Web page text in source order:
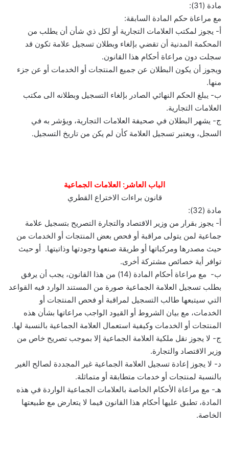
مادة (31):
مع مراعاة حكم المادة السابقة:
أ- يجوز لمكتب العلامات التجارية أو لكل ذي شأن أن يطلب من
المحكمة المدنية أن تقضي بإلغاء وبطلان تسجيل علامة تكون قد
سجلت دون مراعاة أحكام هذا القانون.
ويجوز أن يكون البطلان عن جميع المنتجات أو الخدمات أو عن جزء
منها.
ب- يبلغ الحكم النهائي الصادر بإلغاء التسجيل وبطلانه الى مكتب
العلامات التجارية.
ج- يشهر البطلان في صحيفة العلامات التجارية، ويؤشر به في
السجل، ويعتبر تسجيل العلامة كأن لم يكن من تاريخ التسجيل.
الباب العاشر: العلامات الجماعية
قانون براءات الاختراع القطري
مادة (32):
أ- يجوز بقرار من وزير الاقتصاد والتجارة التصريح بتسجيل علامة
جماعية لمن يتولى مراقبة أو فحص بعض المنتجات أو الخدمات من
حيث مصدرها ومركباتها أو طريقة صنعها وجودتها وذاتيتها. أو حيث
توافر أية خصائص مشتركة أخرى.
ب- مع مراعاة أحكام المادة (14) من هذا القانون، يجب أن يرفق
بطلب تسجيل العلامة الجماعية صورة من المستند الوارد فيه القواعد
التي سيتبعها طالب التسجيل لمراقبة أو فحص المنتجات أو
الخدمات، مع بيان الشروط أو القيود الواجب مراعاتها بشأن هذه
المنتجات أو الخدمات وكيفية استعمال العلامة الجماعية بالنسبة لها.
ج- لا يجوز نقل ملكية العلامة الجماعية إلا بموجب تصريح خاص من
وزير الاقتصاد والتجارة.
د- لا يجوز إعادة تسجيل العلامة الجماعية غير المجددة لصالح الغير
بالنسبة لمنتجات أو خدمات متطابقة أو متماثلة.
هـ- مع مراعاة الأحكام الخاصة بالعلامات الجماعية الواردة في هذه
المادة، تطبق عليها أحكام هذا القانون فيما لا يتعارض مع طبيعتها
الخاصة.